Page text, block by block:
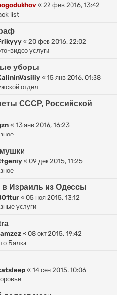
« 22 фев 2016, 13:42
list
« 20 фев 2016, 22:02
видео услуги
уборы
« 15 янв 2016, 01:38
отдел
СССР, Российской
« 13 янв 2016, 16:23
« 09 дек 2015, 11:25
Израиль из Одессы
« 05 ноя 2015, 13:12
услуги
« 08 окт 2015, 19:42
Балка
« 14 сен 2015, 10:06